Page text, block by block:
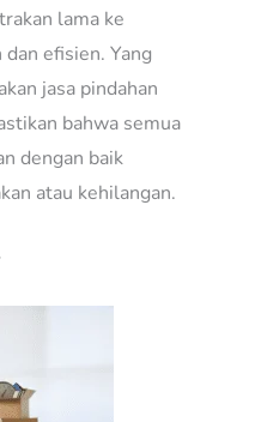
lama ke
efisien. Yang
jasa pindahan
bahwa semua
dengan baik
atau kehilangan.